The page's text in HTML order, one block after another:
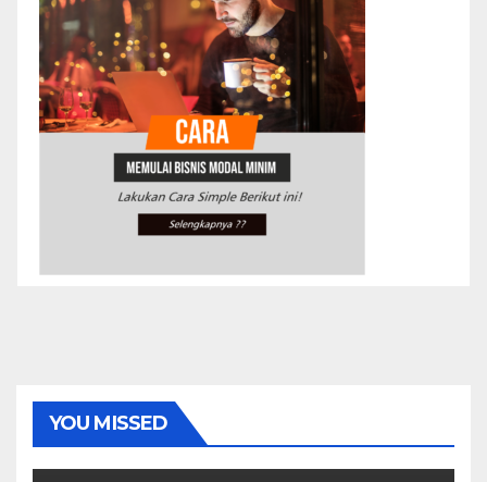
YOU MISSED